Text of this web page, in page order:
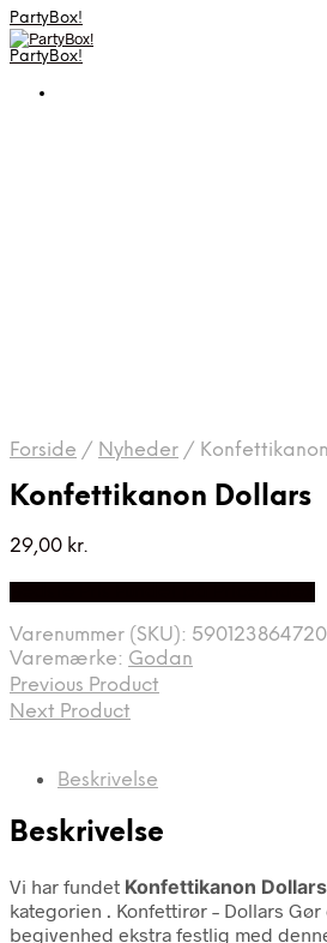
PartyBox!
PartyBox!
Forside / Nyheder /
Konfettikanon Dollars
29,00 kr.
Varenummer (SKU):
Varemærke: Godan
Previous Product
Next Product
Beskrivelse
Beskrivelse
Vi har fundet Konfettikanon Dollars
kategorien . Konfettirør – Dollars
begivenhed ekstra festlig med